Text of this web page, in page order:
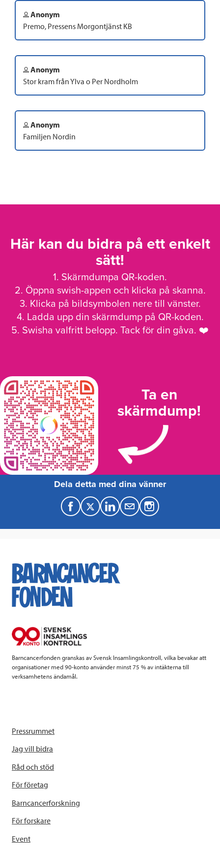
Anonym
Premo, Pressens Morgontjänst KB
Anonym
Stor kram från Ylva o Per Nordholm
Anonym
Familjen Nordin
Här kan du bidra på ett enkelt
sätt!
1. Skärmdumpa QR-koden.
2. Öppna swish-appen och klicka på skanna.
3. Klicka på bildsymbolen nere till vänster.
4. Ladda upp din skärmdump på QR-koden.
5. Swisha valfritt belopp. Tack för din gåva. ❤️
Ta en
skärmdump!
Dela detta med dina vänner
F
a
e
b
k
T
w
t
t
L
i
k
e
M
a
Barncancerfonden granskas av Svensk Insamlingskontroll, vilka bevakar att
organisationer med 90-konto använder minst 75 % av intäkterna till
verksamhetens ändamål.
Pressrummet
Jag vill bidra
Råd och stöd
För företag
Barncancerforskning
För forskare
Event